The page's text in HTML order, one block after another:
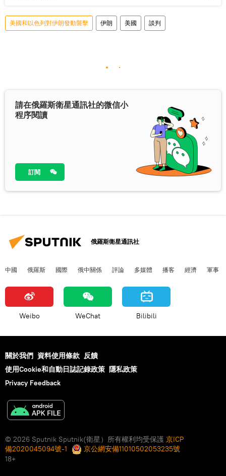
美國和以色列對伊朗發動襲擊 伊朗 美國 談判
請在俄羅斯衛星通訊社的微信小
程序閱讀
訂閱
俄羅斯衛星通訊社
中國 俄羅斯 國際 俄中關係 評論 多媒體 播客 經濟 軍事
Weibo WeChat Bilibili
關於我們 資料使用條款 反饋
使用Cookie和自動日誌記錄政策 隱私政策
Privacy Feedback
© 2026 Sputnik Sputnik(衛星）所有權利均受保護 京ICP
備2020045094號-1
京公網安備11010502053235號
18+